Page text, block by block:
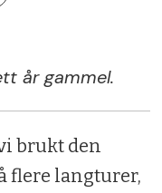
år gammel.
brukt den
flere langturer,